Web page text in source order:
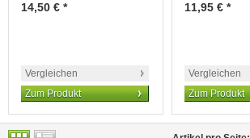
14,50 € *
Vergleichen
Zum Produkt
11,95 € *
Vergleichen
Zum Produkt